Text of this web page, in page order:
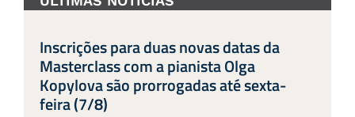
Inscrições para duas novas datas da
Masterclass com a pianista Olga
Kopylova são prorrogadas até sexta-
feira (7/8)